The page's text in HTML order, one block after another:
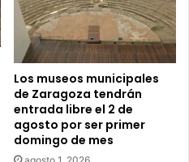
Los museos municipales
de Zaragoza tendrán
entrada libre el 2 de
agosto por ser primer
domingo de mes